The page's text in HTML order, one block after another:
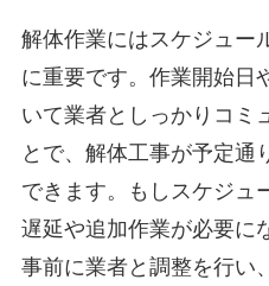
解体作業にはスケジュー
に重要です。作業開始日
いて業者としっかりコミ
とで、解体工事が予定通
できます。もしスケジュ
遅延や追加作業が必要に
事前に業者と調整を行い